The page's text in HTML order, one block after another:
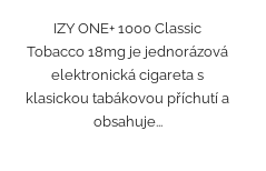
IZY ONE+ 1000 Classic
Tobacco 18mg je jednorázová
elektronická cigareta s
klasickou tabákovou příchutí a
obsahuje...